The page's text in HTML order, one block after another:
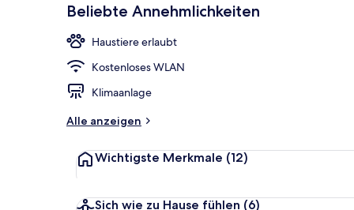
Beliebte Annehmlichkeiten
Haustiere erlaubt
Kostenloses WLAN
Klimaanlage
Alle anzeigen
Wichtigste Merkmale (12)
Sich wie zu Hause fühlen (6)